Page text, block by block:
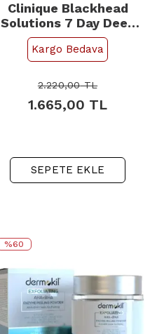
Clinique Blackhead
Solutions 7 Day Deep
Pore Cleanse Scrub -
Peeling 125ml
Kargo Bedava
2.220,00TL
1.665,00 TL
SEPETE EKLE
%60